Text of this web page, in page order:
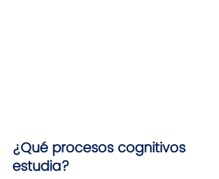
¿Qué procesos cognitivos
estudia?